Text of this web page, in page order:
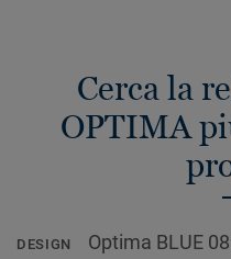
Cerca la
OPTIMA
DESIGN Optima BLUE